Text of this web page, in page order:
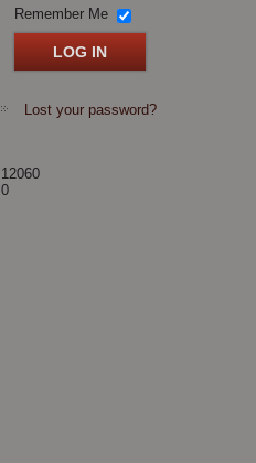
Remember Me
Lost your password?
12060
0